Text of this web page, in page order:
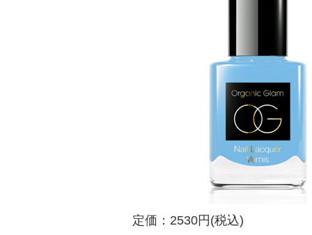
定価：2530円(税込)